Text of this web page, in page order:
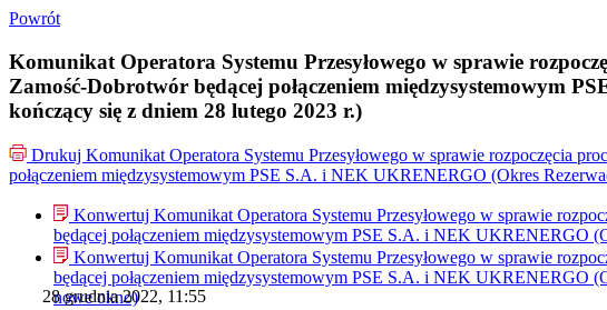
Powrót
Komunikat Operatora Systemu Przesyłowego w sprawie
Zamość-Dobrotwór będącej połączeniem międzysystemowym
kończący się z dniem 28 lutego 2023 r.)
Drukuj Komunikat Operatora Systemu Przesyłowego w sprawie rozpoczęcia
połączeniem międzysystemowym PSE S.A. i NEK UKRENERGO (Okres
Konwertuj Komunikat Operatora Systemu Przesyłowego w sprawie
będącej połączeniem międzysystemowym PSE S.A. i NEK UKRENERGO
Konwertuj Komunikat Operatora Systemu Przesyłowego w sprawie
będącej połączeniem międzysystemowym PSE S.A. i NEK UKRENERGO
nowe okno)
28 grudnia 2022, 11:55